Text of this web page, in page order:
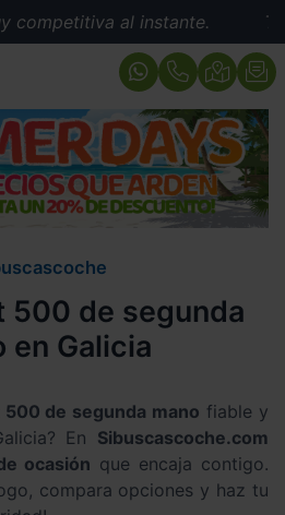
al instante. Tasación
500 de segunda
en Galicia
500 de segunda mano fiable y
En Sibuscascoche.com
ocasión que encaja contigo.
compara opciones y haz tu